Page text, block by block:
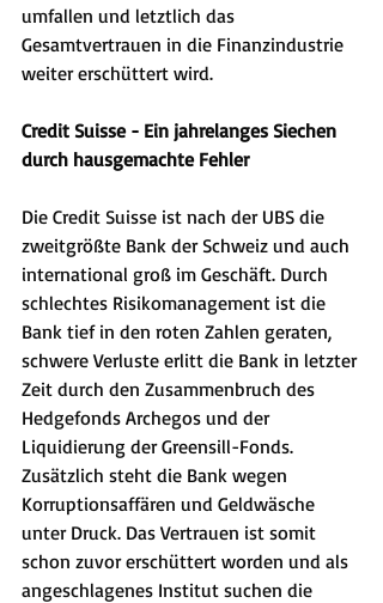
umfallen und letztlich das
Gesamtvertrauen in die Finanzindustrie
weiter erschüttert wird.
Credit Suisse - Ein jahrelanges Siechen
durch hausgemachte Fehler
Die Credit Suisse ist nach der UBS die
zweitgrößte Bank der Schweiz und auch
international groß im Geschäft. Durch
schlechtes Risikomanagement ist die
Bank tief in den roten Zahlen geraten,
schwere Verluste erlitt die Bank in letzter
Zeit durch den Zusammenbruch des
Hedgefonds Archegos und der
Liquidierung der Greensill-Fonds.
Zusätzlich steht die Bank wegen
Korruptionsaffären und Geldwäsche
unter Druck. Das Vertrauen ist somit
schon zuvor erschüttert worden und als
angeschlagenes Institut suchen die